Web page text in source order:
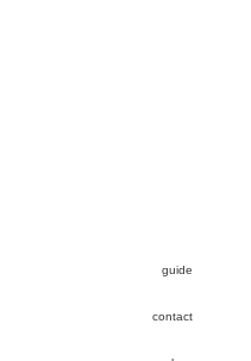
guide
contact